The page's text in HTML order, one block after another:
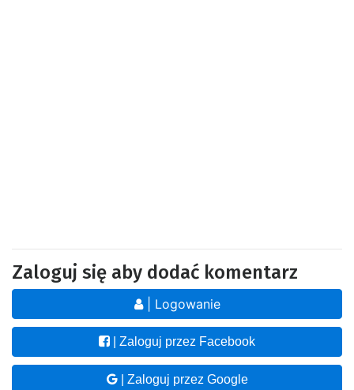
Zaloguj się aby dodać komentarz
| Logowanie
| Zaloguj przez Facebook
| Zaloguj przez Google